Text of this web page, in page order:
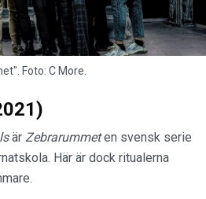
Foto: C More.
är Zebrarummeten svensk serie
Här är dock ritualerna